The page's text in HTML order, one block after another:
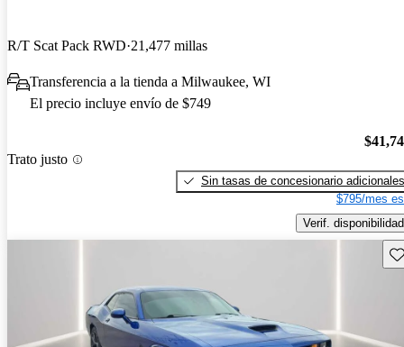
R/T Scat Pack RWD 21,477 millas
Transferencia a la tienda a Milwaukee, WI
El precio incluye envío de $749
Trato justo
Sin tasas de concesionario adicionales
$795/mes
Verif. disponibilidad